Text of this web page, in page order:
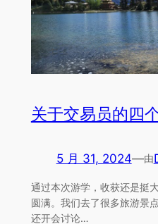
关于交易员的四
5 月 31, 2024—由
通过本次游学，收获还是挺
圆满。我们去了很多旅游景
还开会讨论…